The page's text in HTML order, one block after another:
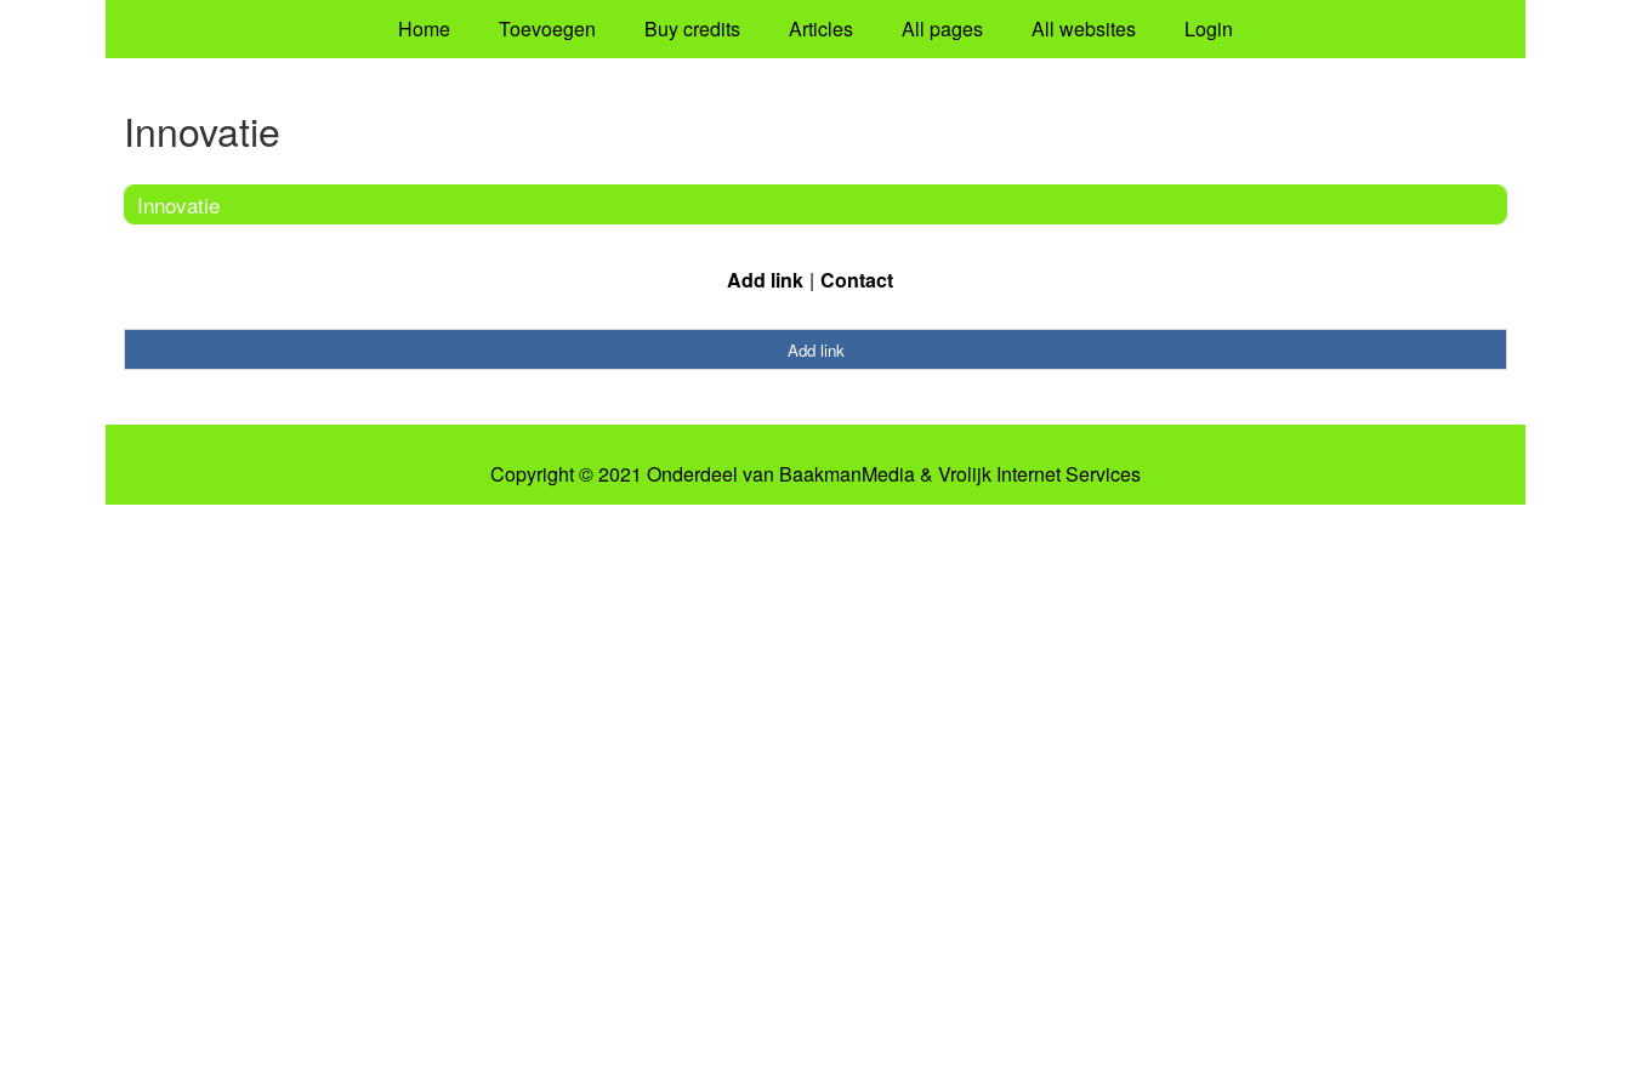
Home Toevoegen Buy credits Articles All pages All websites Login
Innovatie
Innovatie
Add link Contact
Add link
Copyright © 2021 Onderdeel van BaakmanMedia& Vrolijk Internet Services